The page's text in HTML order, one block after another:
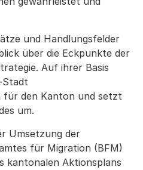
und Handlungsfelder
über die Eckpunkte der
Auf ihrer Basis
Stadt
für den Kanton und setzt
um.
Umsetzung der
für Migration (BFM)
kantonalen Aktionsplans